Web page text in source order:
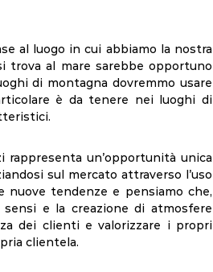
al luogo in cui abbiamo la nostra
trova al mare sarebbe opportuno
di montagna dovremmo usare
è da tenere nei luoghi di
un’opportunità unica
sul mercato attraverso l’uso
nuove tendenze e pensiamo che,
sensi e la creazione di atmosfere
dei clienti e valorizzare i propri
clientela.